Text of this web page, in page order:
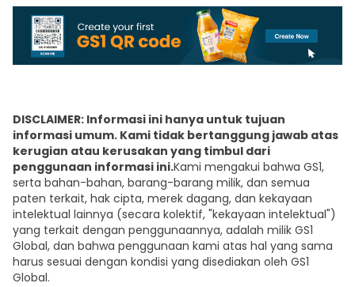
DISCLAIMER: Informasi ini hanya untuk tujuan
informasi umum. Kami tidak bertanggung jawab atas
kerugian atau kerusakan yang timbul dari
penggunaan informasi ini.Kami mengakui bahwa GS1,
serta bahan-bahan, barang-barang milik, dan semua
paten terkait, hak cipta, merek dagang, dan kekayaan
intelektual lainnya (secara kolektif, "kekayaan intelektual")
yang terkait dengan penggunaannya, adalah milik GS1
Global, dan bahwa penggunaan kami atas hal yang sama
harus sesuai dengan kondisi yang disediakan oleh GS1
Global.